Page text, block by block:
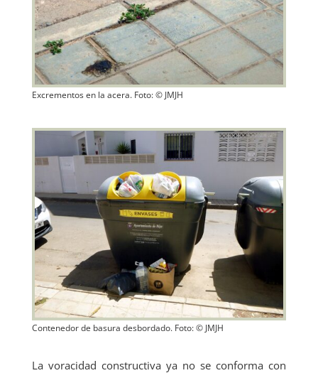
Excrementos en la acera. Foto: © JMJH
Contenedor de basura desbordado. Foto: © JMJH
La voracidad constructiva ya no se conforma con